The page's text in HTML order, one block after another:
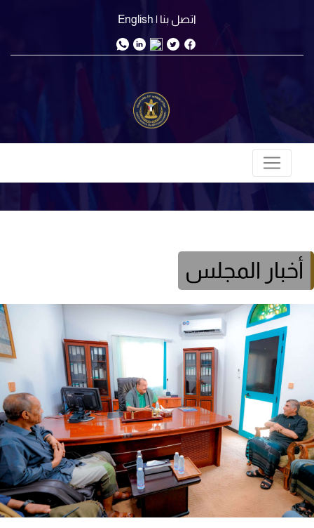
اتصل بنا | English
أخبار المجلس